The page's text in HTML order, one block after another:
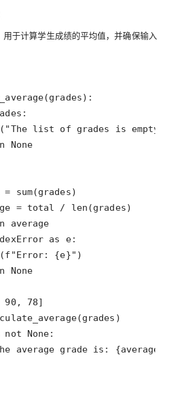
于计算学生成绩的平均值，并确保输入
        return None
        return None